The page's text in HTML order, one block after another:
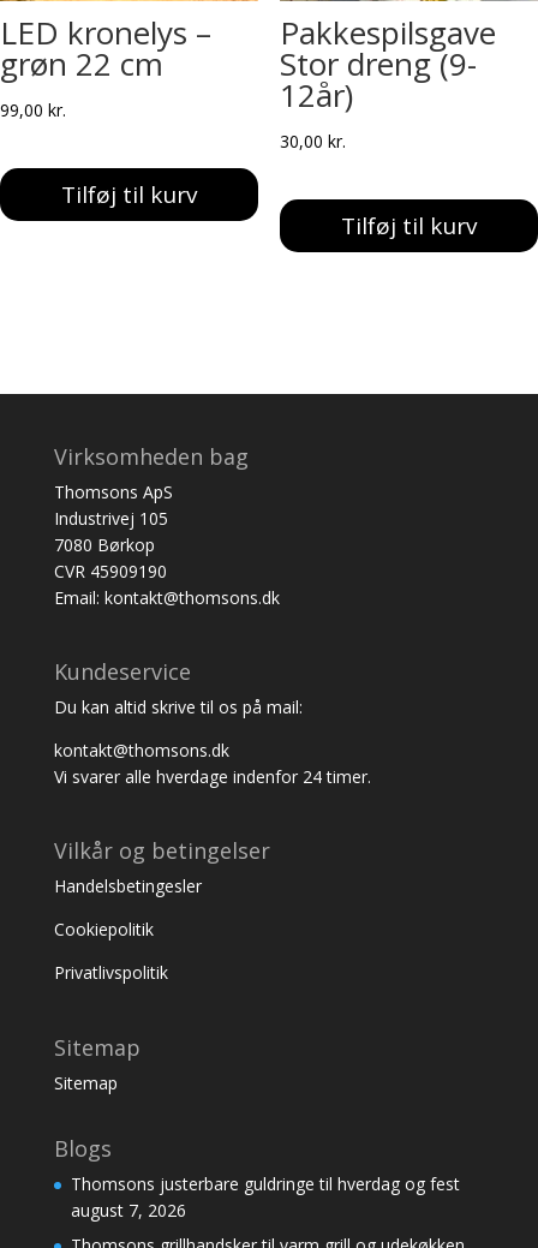
LED kronelys –
grøn 22 cm
99,00 kr.
Tilføj til kurv
Pakkespilsgave
Stor dreng (9-
12år)
30,00 kr.
Tilføj til kurv
Virksomheden bag
Thomsons ApS
Industrivej 105
7080 Børkop
CVR 45909190
Email: kontakt@thomsons.dk
Kundeservice
Du kan altid skrive til os på mail:
kontakt@thomsons.dk
Vi svarer alle hverdage indenfor 24 timer.
Vilkår og betingelser
Handelsbetingesler
Cookiepolitik
Privatlivspolitik
Sitemap
Sitemap
Blogs
Thomsons justerbare guldringe til hverdag og fest
august 7, 2026